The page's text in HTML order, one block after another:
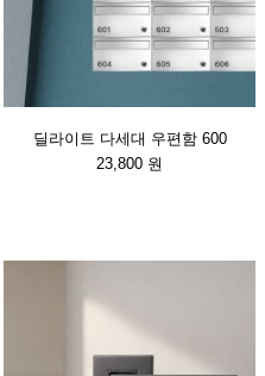
딜라이트 다세대 우편함 600
23,800 원